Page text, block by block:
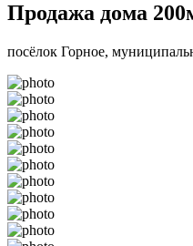
Продажа дома
посёлок Горное,